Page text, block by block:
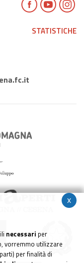
STATISTICHE
x
necessari per
vorremmo utilizzare
per finalità di